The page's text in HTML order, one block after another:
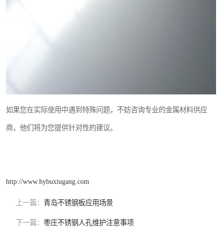
如果您在实际使用中遇到特殊问题，不妨咨询专业的金属材料供应
商，他们将为您提供针对性的建议。
http://www.hybuxiugang.com
上一篇： 青岛不锈钢板应用场景
下一篇： 枣庄不锈钢人孔维护注意事项